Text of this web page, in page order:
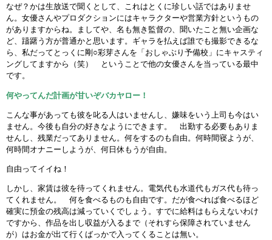
なぜ？かは生放送で聞くとして、これはとくに珍しい話ではありませ
ん。女優さんやプロダクションにはキャラクターや営業方針というもの
がありますからね。ましてや、名も無き監督の、聞いたこと無い企画な
ど、躊躇う方が普通かと思います。ギャラを払えば誰でも撮影できるな
ら、私だってとっくに剛○彩芽さんを「おしゃぶり予備校」にキャスティ
ングしてますから（笑） ということで他の女優さんを当っている最中
です。
何やってんだ計画が甘いぞバカヤロー！
こんな事があっても彼を叱る人はいませんし、嫌味をいう上司も今はい
ません。今後も自分の好きなようにできます。 出勤する必要もありま
せんし、残業だってありません。何をするのも自由。何時間寝ようが、
何時間オナニーしようが、何日休もうが自由。
自由ってイイね！
しかし、家賃は彼を待ってくれません。電気代も水道代もガス代も待っ
てくれません。 何を食べるものも自由です。だが食べれば食べるほど
確実に預金の残高は減っていくでしょう。すでに給料はもらえないわけ
ですから、作品を出し収益が入るまで（それすら保障されていません
が）はお金が出て行くばっかで入ってくることは無い。